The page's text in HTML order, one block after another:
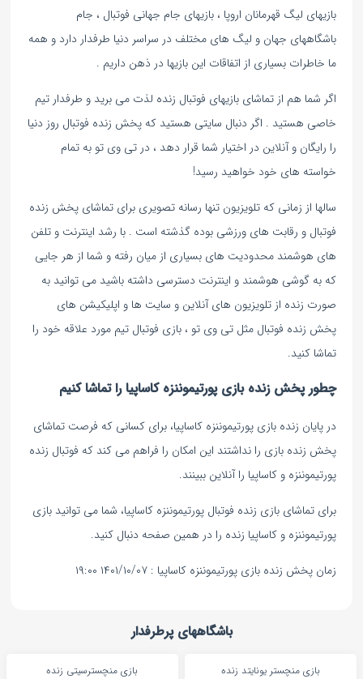
بازیهای لیگ قهرمانان اروپا ، بازیهای جام جهانی فوتبال ، جام
باشگاههای جهان و لیگ های مختلف در سراسر دنیا طرفدار دارد و همه
ما خاطرات بسیاری از اتفاقات این بازیها در ذهن داریم .
اگر شما هم از تماشای بازیهای فوتبال زنده لذت می برید و طرفدار تیم
خاصی هستید . اگر دنبال سایتی هستید که پخش زنده فوتبال روز دنیا
را رایگان و آنلاین در اختیار شما قرار دهد ، در تی وی تو به تمام
خواسته های خود خواهید رسید!
سالها از زمانی که تلویزیون تنها رسانه تصویری برای تماشای پخش زنده
فوتبال و رقابت های ورزشی بوده گذشته است . با رشد اینترنت و تلفن
های هوشمند محدودیت های بسیاری از میان رفته و شما از هر جایی
که به گوشی هوشمند و اینترنت دسترسی داشته باشید می توانید به
صورت زنده از تلویزیون های آنلاین و سایت ها و اپلیکیشن های
پخش زنده فوتبال مثل تی وی تو ، بازی فوتبال تیم مورد علاقه خود را
تماشا کنید.
چطور پخش زنده بازی پورتیموننزه کاساپیا را تماشا کنیم
در پایان زنده بازی پورتیموننزه کاساپیا، برای کسانی که فرصت تماشای
پخش زنده بازی را نداشتند این امکان را فراهم می کند که فوتبال زنده
پورتیموننزه و کاساپیا را آنلاین ببینند.
برای تماشای بازی زنده فوتبال پورتیموننزه کاساپیا، شما می توانید بازی
پورتیموننزه و کاساپیا زنده را در همین صفحه دنبال کنید.
زمان پخش زنده بازی پورتیموننزه کاساپیا : ۱۴۰۱/۱۰/۰۷ ۱۹:۰۰
باشگاههای پرطرفدار
بازی منچستر یونایتد زنده بازی منچسترسیتی زنده